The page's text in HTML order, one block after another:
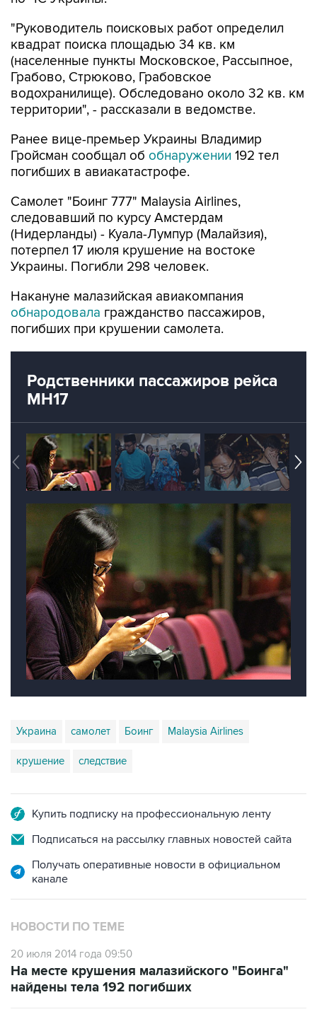
"Руководитель поисковых работ определил
квадрат поиска площадью 34 кв. км
(населенные пункты Московское, Рассыпное,
Грабово, Стрюково, Грабовское
водохранилище). Обследовано около 32 кв. км
территории", - рассказали в ведомстве.
Ранее вице-премьер Украины Владимир
Гройсман сообщал об обнаружении 192 тел
погибших в авиакатастрофе.
Самолет "Боинг 777" Malaysia Airlines,
следовавший по курсу Амстердам
(Нидерланды) - Куала-Лумпур (Малайзия),
потерпел 17 июля крушение на востоке
Украины. Погибли 298 человек.
Накануне малазийская авиакомпания
обнародовала гражданство пассажиров,
погибших при крушении самолета.
Родственники пассажиров рейса
MH17
Украина самолет Боинг Malaysia Airlines
крушение следствие
Купить подписку на профессиональную ленту
Подписаться на рассылку главных новостей сайта
Получать оперативные новости в официальном
канале
НОВОСТИ ПО ТЕМЕ
20 июля 2014 года 09:50
На месте крушения малазийского "Боинга"
найдены тела 192 погибших